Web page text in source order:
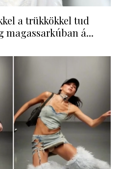
a trükkökkel tud
magassarkúban á...